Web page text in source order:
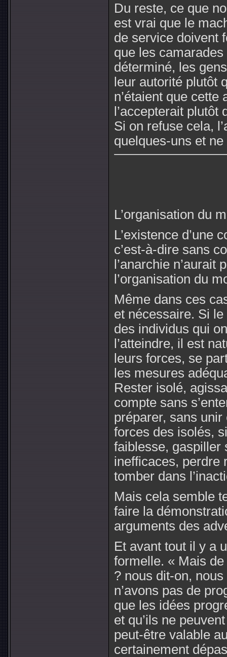
Du reste, ce que
est vrai que le
de service doivent
que les
déterminé, les
leur autorité plutôt
n’étaient que cette
l’accepterait plutôt
Si on refuse cela,
quelques-uns et
L’organisation du
L’existence d’une
c’est-à-dire sans
l’anarchie
l’organisation du
Même dans ces
et nécessaire. Si
des individus qui
l’atteindre, il est
leurs forces, se
les mesures
Rester isolé,
compte sans
préparer, sans
forces des isolés,
faiblesse, gaspiller
inefficaces, perdre
tomber dans
Mais cela semble
faire la
arguments des
Et avant tout il y a
formelle. « Mais
? nous dit-on,
n’avons pas de
que les idées
et qu’ils ne
peut-être valable
certainement